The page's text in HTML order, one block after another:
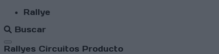
Rallye
Buscar
Abrir menú
Rallyes Circuitos Producto